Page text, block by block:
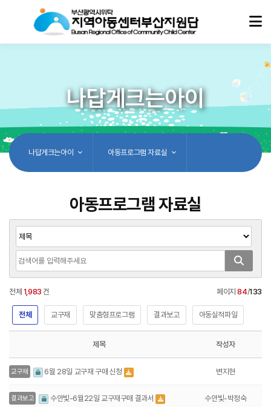
나답게크는아이
나답게크는아이 아동프로그램 자료실
아동프로그램 자료실
전체 1,983 건 페이지84/133
전체 교구재 맞춤형프로그램 결과보고 아동실적파일
제목 작성자
교구재 6월 28일 교구재 구매 신청 변지현
결과보고 수안빛-6월22일 교구재구매 결과서 수안빛-박정숙